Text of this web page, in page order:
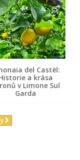
del Castèl:
a krása
v Limone Sul
Garda